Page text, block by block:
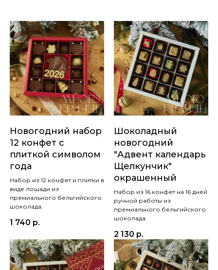
Новогодний набор
12 конфет с
плиткой символом
года
Набор из 12 конфет и плитки в
виде лошади из
премиального бельгийского
шоколада.
1 740 р.
Шоколадный
новогодний
"Адвент календарь
Щелкунчик"
окрашенный
Набор из 16 конфет на 16 дней
ручной работы из
премиального бельгийского
шоколада.
2 130 р.